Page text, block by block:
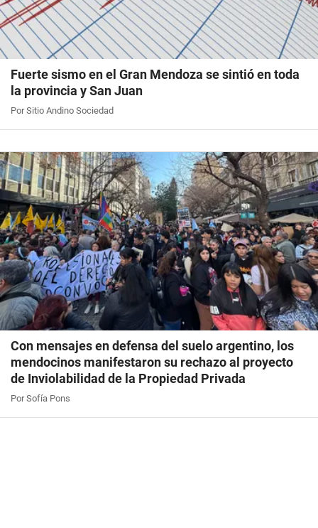
Fuerte sismo en el Gran Mendoza se sintió en toda
la provincia y San Juan
Por Sitio Andino Sociedad
Con mensajes en defensa del suelo argentino, los
mendocinos manifestaron su rechazo al proyecto
de Inviolabilidad de la Propiedad Privada
Por Sofía Pons